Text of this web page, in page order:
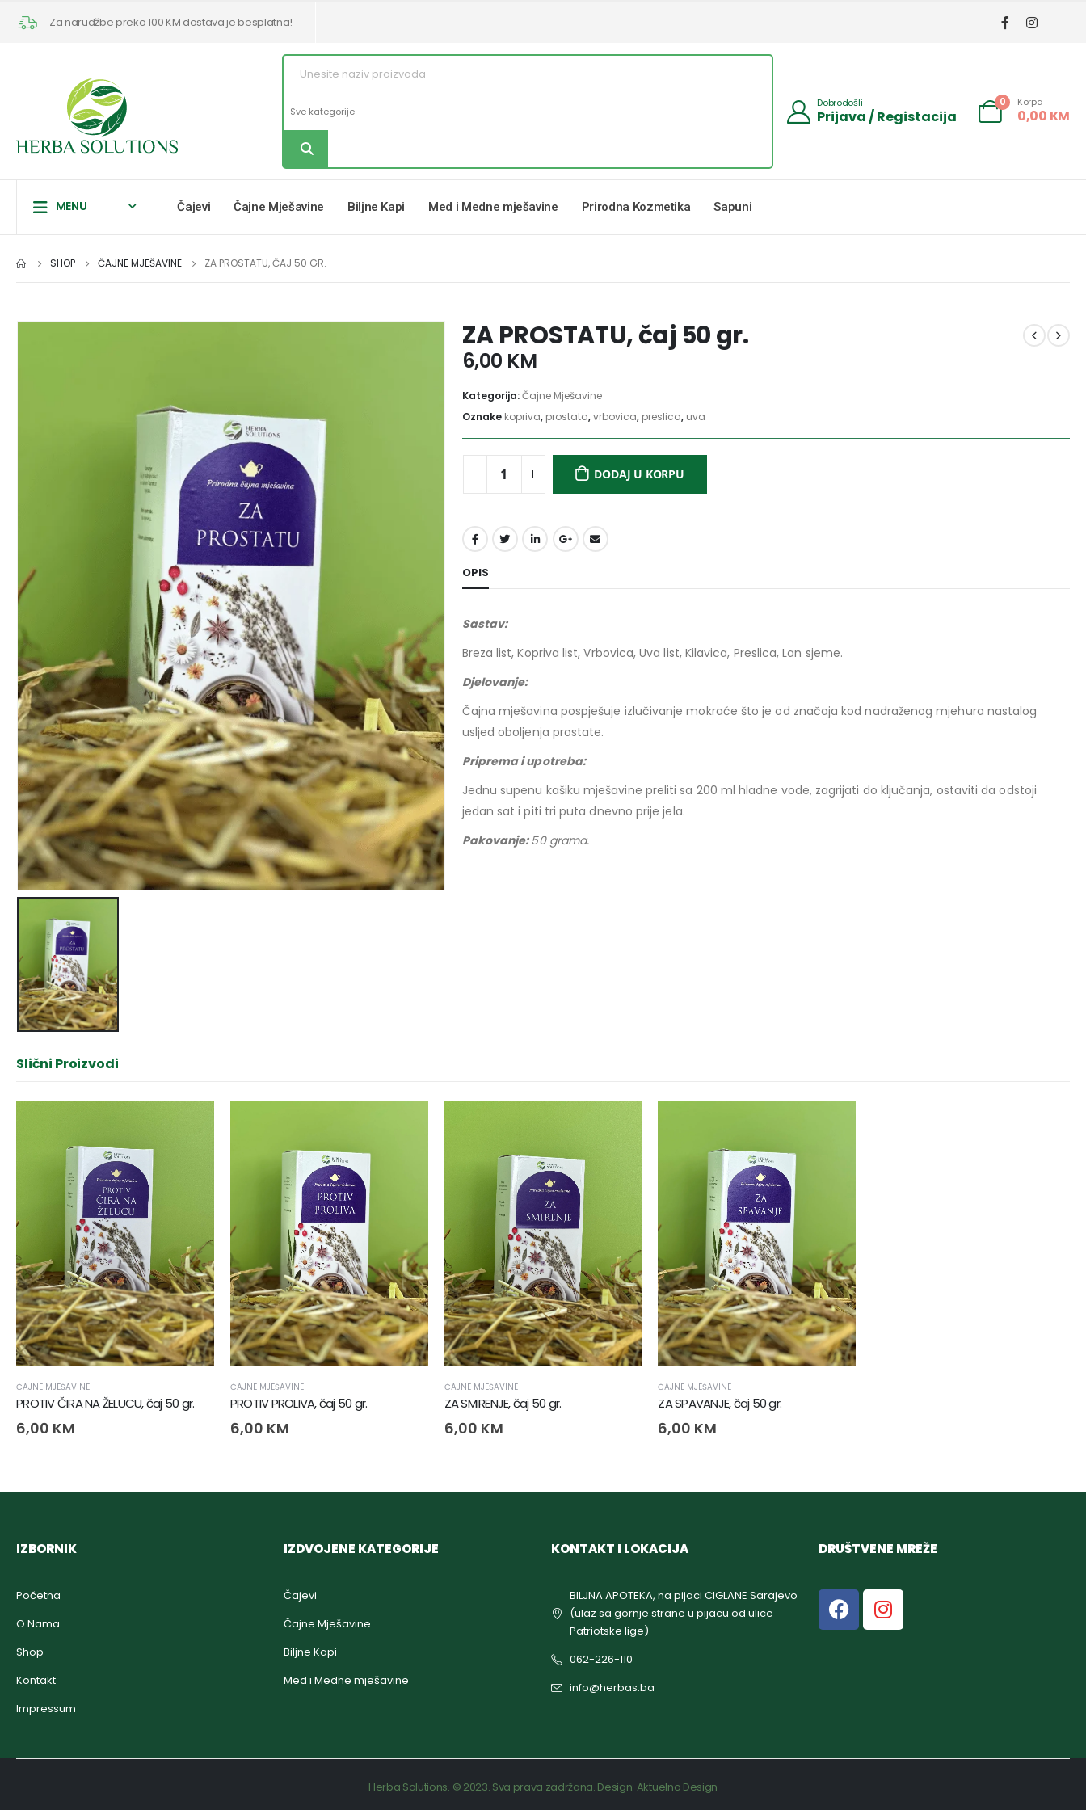
Za narudžbe preko 100 KM dostava je besplatna!
Dobrodošli
Prijava / Registacija
0 Korpa
0,00 KM
MENU Čajevi Čajne Mješavine Biljne Kapi Med i Medne mješavine Prirodna Kozmetika Sapuni
SHOP ČAJNE MJEŠAVINE ZA PROSTATU, ČAJ 50 GR.
ZA PROSTATU, čaj 50 gr.
6,00 KM
Kategorija:Čajne Mješavine
Oznake kopriva, prostata,vrbovica, preslica, uva
DODAJ U KORPU
OPIS
Sastav:
Breza list, Kopriva list, Vrbovica, Uva list, Kilavica, Preslica, Lan sjeme.
Djelovanje:
Čajna mješavina pospješuje izlučivanje mokraće što je od značaja kod nadraženog mjehura nastalog
usljed oboljenja prostate.
Priprema i upotreba:
Jednu supenu kašiku mješavine preliti sa 200 ml hladne vode, zagrijati do ključanja, ostaviti da odstoji
jedan sat i piti tri puta dnevno prije jela.
Pakovanje:50 grama.
Slični Proizvodi
ČAJNE MJEŠAVINE
PROTIV ČIRA NA ŽELUCU, čaj 50 gr.
6,00 KM
ČAJNE MJEŠAVINE
PROTIV PROLIVA, čaj 50 gr.
6,00 KM
ČAJNE MJEŠAVINE
ZA SMIRENJE, čaj 50 gr.
6,00 KM
ČAJNE MJEŠAVINE
ZA SPAVANJE, čaj 50 gr.
6,00 KM
IZBORNIK
Početna
O Nama
Shop
Kontakt
Impressum
IZDVOJENE KATEGORIJE
Čajevi
Čajne Mješavine
Biljne Kapi
Med i Medne mješavine
KONTAKT I LOKACIJA
BILJNA APOTEKA, na pijaci CIGLANE Sarajevo
(ulaz sa gornje strane u pijacu od ulice
Patriotske lige)
062-226-110
info@herbas.ba
DRUŠTVENE MREŽE
Herba Solutions. © 2023. Sva prava zadržana. Design: Aktuelno Design